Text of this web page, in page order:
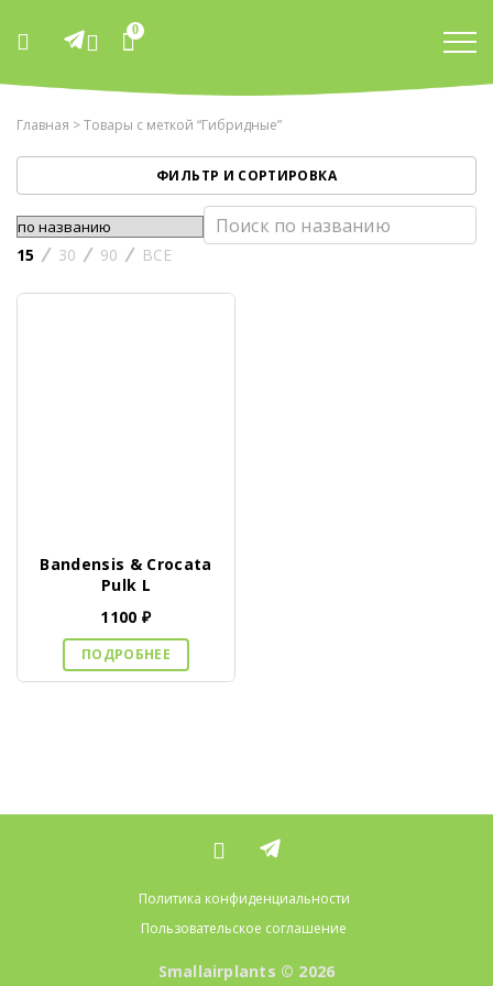
0
Главная > Товары с меткой “Гибридные”
ФИЛЬТР И СОРТИРОВКА
15 30 90 ВСЕ
Bandensis & Crocata
Pulk L
1100₽
ПОДРОБНЕЕ
Политика конфиденциальности
Пользовательское соглашение
Smallairplants © 2026